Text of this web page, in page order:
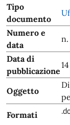
Tipo
documento
Numero e
data
Data di
pubblicazione
Oggetto
Formati